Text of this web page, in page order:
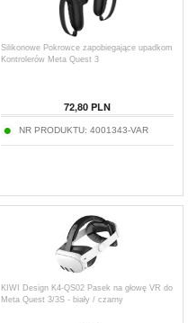
Silikonowe Pokrowce zapobiegające upadkom
Kontrolerów Meta Quest 3
72,80 PLN
NR PRODUKTU: 4001343-VAR
KIWI Design K4-QS02 Pasek na głowę VR do
Meta Quest 3/3S - biały / czarny